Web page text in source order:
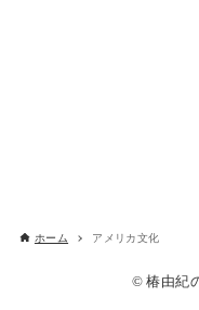
ホーム アメリカ文化
© 椿由紀